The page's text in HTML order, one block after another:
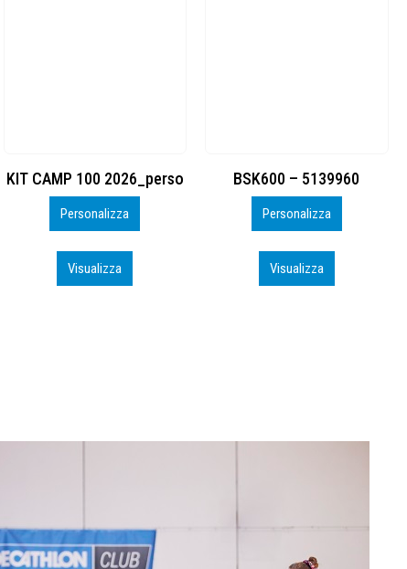
BSK600 – 5139960
Personalizza
Visualizza
DTF
Personalizza
Visualizza